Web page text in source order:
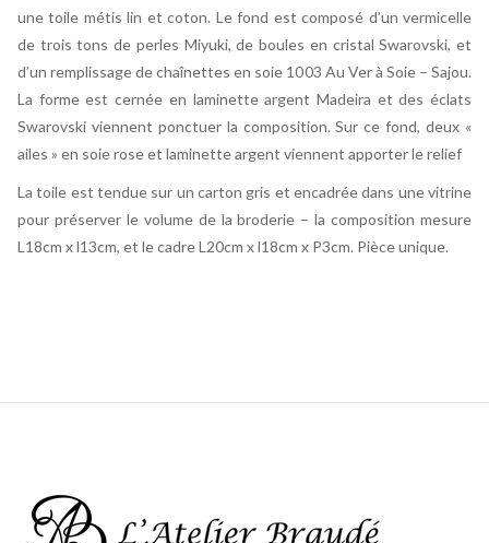
une toile métis lin et coton. Le fond est composé d’un vermicelle
de trois tons de perles Miyuki, de boules en cristal Swarovski, et
d’un remplissage de chaînettes en soie 1003 Au Ver à Soie – Sajou.
La forme est cernée en laminette argent Madeira et des éclats
Swarovski viennent ponctuer la composition. Sur ce fond, deux «
ailes » en soie rose et laminette argent viennent apporter le relief
La toile est tendue sur un carton gris et encadrée dans une vitrine
pour préserver le volume de la broderie – la composition mesure
L18cm x l13cm, et le cadre L20cm x l18cm x P3cm. Pièce unique.